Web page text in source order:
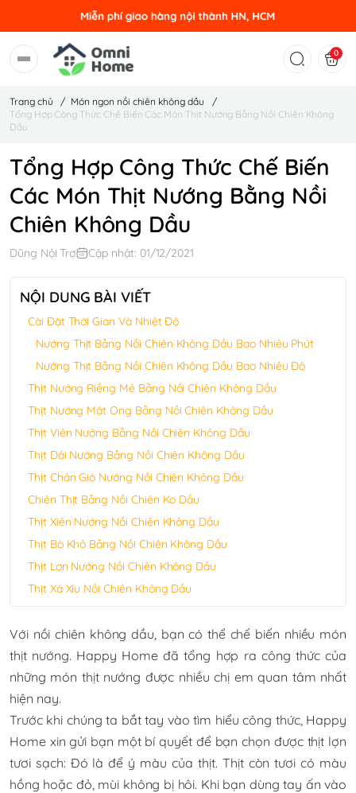
0
Trang chủ / Món ngon nồi chiên không dầu
/
Tổng Hợp Công Thức Chế Biến Các Món Thịt Nướng Bằng Nồi Chiên Không
Dầu
Tổng Hợp Công Thức Chế Biến
Các Món Thịt Nướng Bằng Nồi
Chiên Không Dầu
Dũng Nội Trợ Cập nhật: 01/12/2021
NỘI DUNG BÀI VIẾT
Cài Đặt Thời Gian Và Nhiệt Độ
Nướng Thịt Bằng Nồi Chiên Không Dầu Bao Nhiêu Phút
Nướng Thịt Bằng Nồi Chiên Không Dầu Bao Nhiêu Độ
Thịt Nướng Riềng Mẻ Bằng Nồi Chiên Không Dầu
Thịt Nướng Mật Ong Bằng Nồi Chiên Không Dầu
Thịt Viên Nướng Bằng Nồi Chiên Không Dầu
Thịt Dải Nướng Bằng Nồi Chiên Không Dầu
Thịt Chân Giò Nướng Nồi Chiên Không Dầu
Chiên Thịt Bằng Nồi Chiên Ko Dầu
Thịt Xiên Nướng Nồi Chiên Không Dầu
Thịt Bò Khô Bằng Nồi Chiên Không Dầu
Thịt Lợn Nướng Nồi Chiên Không Dầu
Thịt Xá Xíu Nồi Chiên Không Dầu
Với nồi chiên không dầu, bạn có thể chế biến nhiều món
thịt nướng. Happy Home đã tổng hợp ra công thức của
những món thịt nướng được nhiều chị em quan tâm nhất
hiện nay.
Trước khi chúng ta bắt tay vào tìm hiểu công thức, Happy
Home xin gửi bạn một bí quyết để bạn chọn được thịt lợn
tươi sạch: Đó là để ý màu của thịt. Thịt còn tươi có màu
hồng hoặc đỏ, mùi không bị hôi. Khi bạn dùng tay ấn vào